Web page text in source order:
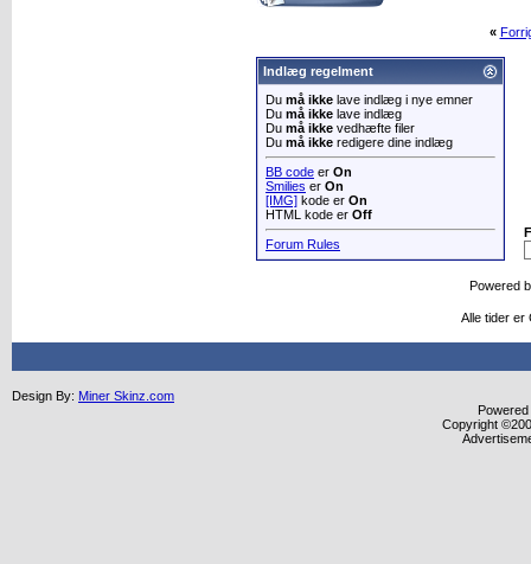
«
Indlæg regelment
Du må ikke lave indlæg i nye emner
Du må ikke lave indlæg
Du må ikke vedhæfte filer
Du må ikke redigere dine indlæg
BB code er On
Smilies er On
[IMG] kode er On
HTML kode er Off
Forum Rules
Powered
Alle tider er
Design By: Miner Skinz.com
Copyright